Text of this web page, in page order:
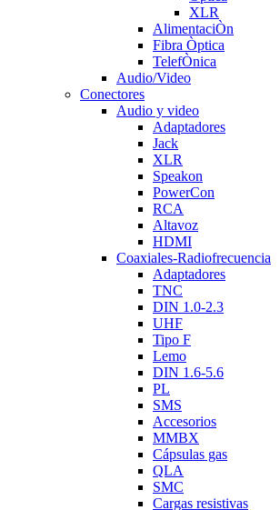
XLR
AlimentaciÒn
Fibra Òptica
TelefÒnica
Audio/Video
Conectores
Audio y video
Adaptadores
Jack
XLR
Speakon
PowerCon
RCA
Altavoz
HDMI
Coaxiales-Radiofrecuencia
Adaptadores
TNC
DIN 1.0-2.3
UHF
Tipo F
Lemo
DIN 1.6-5.6
PL
SMS
Accesorios
MMBX
Cápsulas gas
QLA
SMC
Cargas resistivas